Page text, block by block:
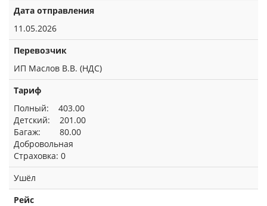
Дата отправления
11.05.2026
Перевозчик
ИП Маслов В.В. (НДС)
Тариф
Полный: 403.00
Детский: 201.00
Багаж: 80.00
Добровольная
Страховка: 0
Ушёл
Рейс